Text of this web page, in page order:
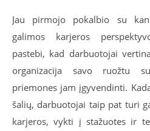
Jau pirmojo pokalbio su
galimos karjeros
pastebi, kad darbuotojai
organizacija savo ruožtu
priemones jam įgyvendinti.
šalių, darbuotojai taip pat turi
karjeros, vykti į stažuotes ir